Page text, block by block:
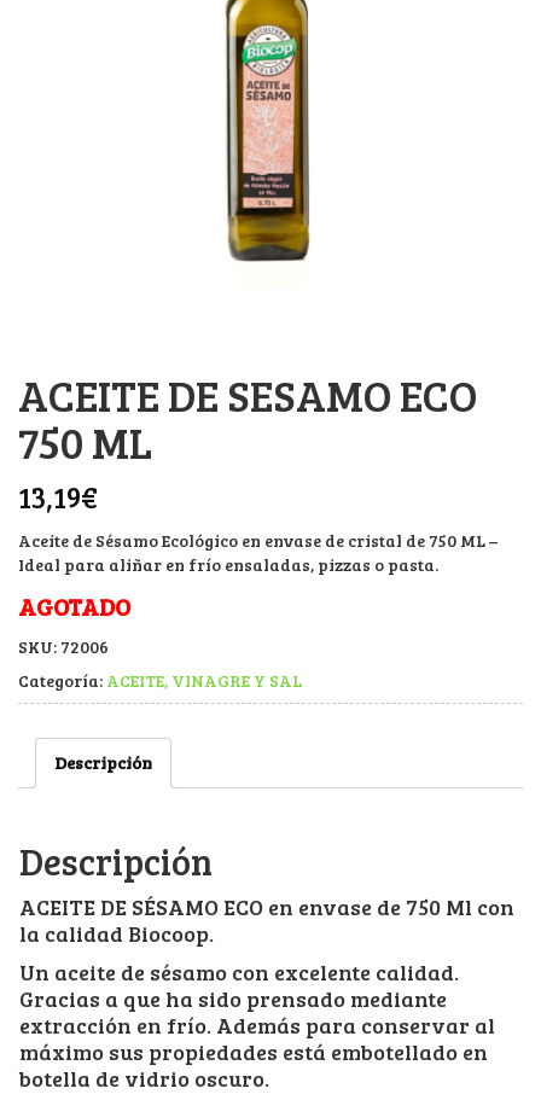
ACEITE DE SESAMO ECO
750 ML
13,19€
Aceite de Sésamo Ecológico en envase de cristal de 750 ML –
Ideal para aliñar en frío ensaladas, pizzas o pasta.
AGOTADO
SKU: 72006
Categoría: ACEITE, VINAGRE Y SAL
Descripción
Descripción
ACEITE DE SÉSAMO ECO en envase de 750 Ml con
la calidad Biocoop.
Un aceite de sésamo con excelente calidad.
Gracias a que ha sido prensado mediante
extracción en frío. Además para conservar al
máximo sus propiedades está embotellado en
botella de vidrio oscuro.